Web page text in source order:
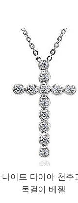
나이트 다이아 천주
목걸이 베젤